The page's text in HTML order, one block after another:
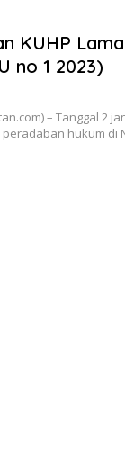
KUHP
no 1 2023)
– Tanggal 2
hukum di